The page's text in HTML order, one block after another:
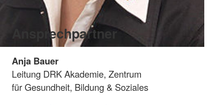
Ansprechpartner
Anja Bauer
Leitung DRK Akademie, Zentrum
für Gesundheit, Bildung & Soziales